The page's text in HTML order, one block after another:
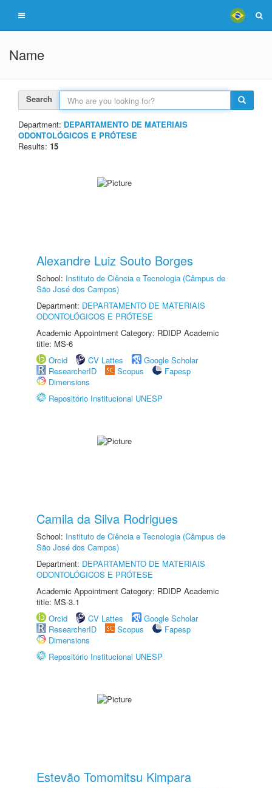
Name
Search
Department: DEPARTAMENTO DE MATERIAIS
ODONTOLÓGICOS E PRÓTESE
Results: 15
Alexandre Luiz Souto Borges
School: Instituto de Ciência e Tecnologia (Câmpus de
São José dos Campos)
Department: DEPARTAMENTO DE MATERIAIS
ODONTOLÓGICOS E PRÓTESE
Academic Appointment Category: RDIDP Academic
title: MS-6
Orcid
CV Lattes
Google Scholar
ResearcherID
Scopus
Fapesp
Dimensions
Repositório Institucional UNESP
Camila da Silva Rodrigues
School: Instituto de Ciência e Tecnologia (Câmpus de
São José dos Campos)
Department: DEPARTAMENTO DE MATERIAIS
ODONTOLÓGICOS E PRÓTESE
Academic Appointment Category: RDIDP Academic
title: MS-3.1
Orcid
CV Lattes
Google Scholar
ResearcherID
Scopus
Fapesp
Dimensions
Repositório Institucional UNESP
Estevão Tomomitsu Kimpara